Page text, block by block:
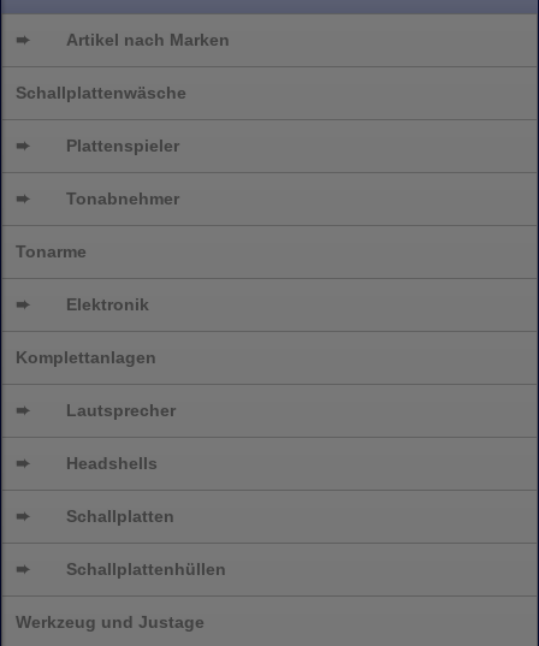
➨ Artikel nach Marken
Schallplattenwäsche
➨ Plattenspieler
➨ Tonabnehmer
Tonarme
➨ Elektronik
Komplettanlagen
➨ Lautsprecher
➨ Headshells
➨ Schallplatten
➨ Schallplattenhüllen
Werkzeug und Justage